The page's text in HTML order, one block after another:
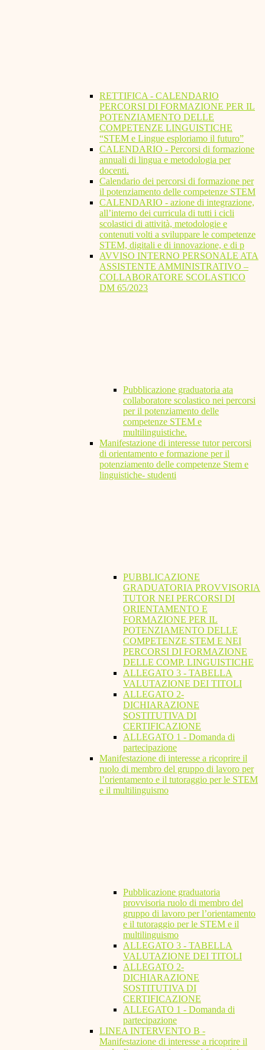
RETTIFICA - CALENDARIO
PERCORSI DI FORMAZIONE PER IL
POTENZIAMENTO DELLE
COMPETENZE LINGUISTICHE
“STEM e Lingue esploriamo il futuro”
CALENDARIO - Percorsi di formazione
annuali di lingua e metodologia per
docenti.
Calendario dei percorsi di formazione per
il potenziamento delle competenze STEM
CALENDARIO - azione di integrazione,
all’interno dei curricula di tutti i cicli
scolastici di attività, metodologie e
contenuti volti a sviluppare le competenze
STEM, digitali e di innovazione, e di p
AVVISO INTERNO PERSONALE ATA
ASSISTENTE AMMINISTRATIVO –
COLLABORATORE SCOLASTICO
DM 65/2023
Pubblicazione graduatoria ata
collaboratore scolastico nei percorsi
per il potenziamento delle
competenze STEM e
multilinguistiche.
Manifestazione di interesse tutor percorsi
di orientamento e formazione per il
potenziamento delle competenze Stem e
linguistiche- studenti
PUBBLICAZIONE
GRADUATORIA PROVVISORIA
TUTOR NEI PERCORSI DI
ORIENTAMENTO E
FORMAZIONE PER IL
POTENZIAMENTO DELLE
COMPETENZE STEM E NEI
PERCORSI DI FORMAZIONE
DELLE COMP. LINGUISTICHE
ALLEGATO 3 - TABELLA
VALUTAZIONE DEI TITOLI
ALLEGATO 2-
DICHIARAZIONE
SOSTITUTIVA DI
CERTIFICAZIONE
ALLEGATO 1 - Domanda di
partecipazione
Manifestazione di interesse a ricoprire il
ruolo di membro del gruppo di lavoro per
l’orientamento e il tutoraggio per le STEM
e il multilinguismo
Pubblicazione graduatoria
provvisoria ruolo di membro del
gruppo di lavoro per l’orientamento
e il tutoraggio per le STEM e il
multilinguismo
ALLEGATO 3 - TABELLA
VALUTAZIONE DEI TITOLI
ALLEGATO 2-
DICHIARAZIONE
SOSTITUTIVA DI
CERTIFICAZIONE
ALLEGATO 1 - Domanda di
partecipazione
LINEA INTERVENTO B -
Manifestazione di interesse a ricoprire il